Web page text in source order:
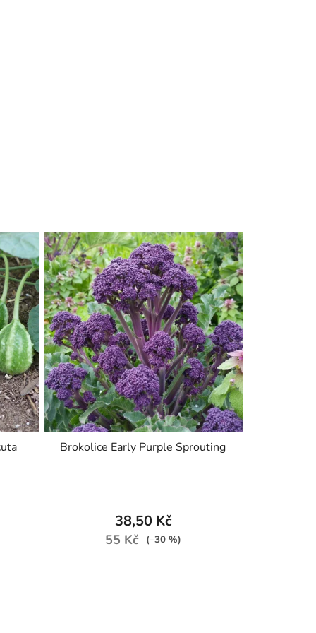
Brokolice Early Purple Sprouting
38,50 Kč
55 Kč (–30 %)